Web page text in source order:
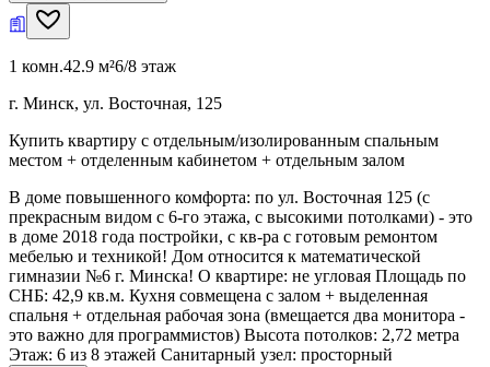
1 комн.42.9 м²6/8 этаж
г. Минск, ул. Восточная, 125
Купить квартиру с отдельным/изолированным спальным
местом + отделенным кабинетом + отдельным залом
В доме повышенного комфорта: по ул. Восточная 125 (с
прекрасным видом с 6-го этажа, с высокими потолками) - это
в доме 2018 года постройки, с кв-ра с готовым ремонтом
мебелью и техникой! Дом относится к математической
гимназии №6 г. Минска! О квартире: не угловая Площадь по
СНБ: 42,9 кв.м. Кухня совмещена с залом + выделенная
спальня + отдельная рабочая зона (вмещается два монитора -
это важно для программистов) Высота потолков: 2,72 метра
Этаж: 6 из 8 этажей Санитарный узел: просторный